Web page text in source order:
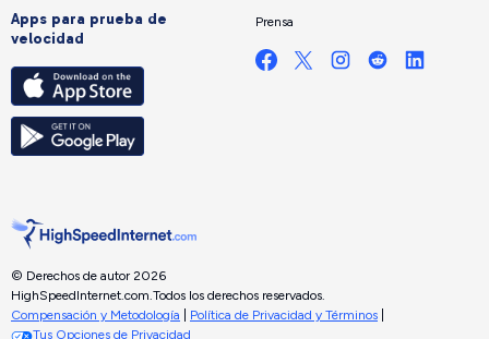
Apps para prueba de
velocidad
Prensa
© Derechos de autor 2026
HighSpeedInternet.com. Todos los derechos reservados.
Compensación y Metodología
Política de Privacidad y Términos
Tus Opciones de Privacidad